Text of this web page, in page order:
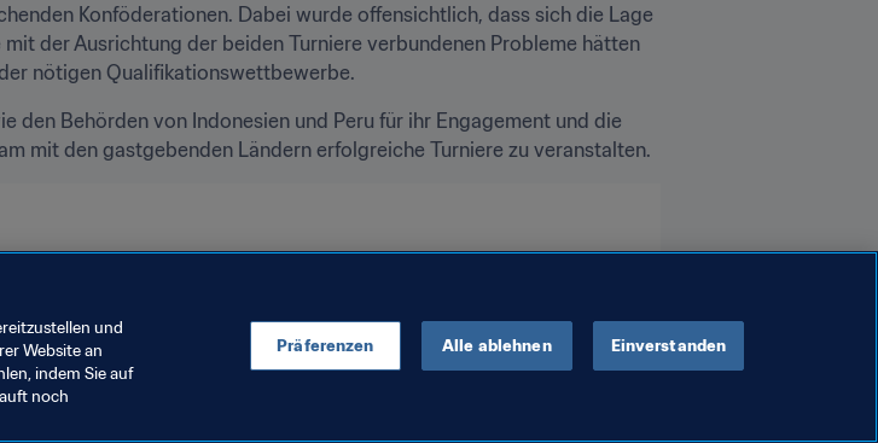
Konföderationen. Dabei wurde offensichtlich, dass sich die Lage
der Ausrichtung der beiden Turniere verbundenen Probleme hätten
nötigen Qualifikationswettbewerbe.
den Behörden von Indonesien und Peru für ihr Engagement und die
mit den gastgebenden Ländern erfolgreiche Turniere zu veranstalten.
und
Website an
indem Sie auf
noch
Präferenzen Alle ablehnen Einverstanden